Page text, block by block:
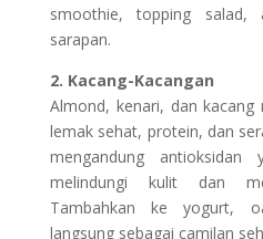
smoothie, topping
sarapan.
2. Kacang-Kacangan
Almond, kenari, dan
lemak sehat, protein, dan
mengandung antioksidan
melindungi kulit dan
Tambahkan ke yogurt,
langsung sebagai camilan